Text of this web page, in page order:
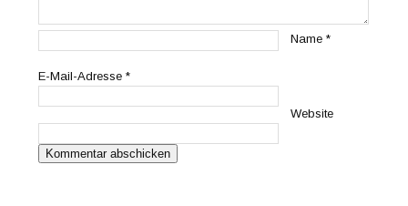
Name*
E-Mail-Adresse*
Website